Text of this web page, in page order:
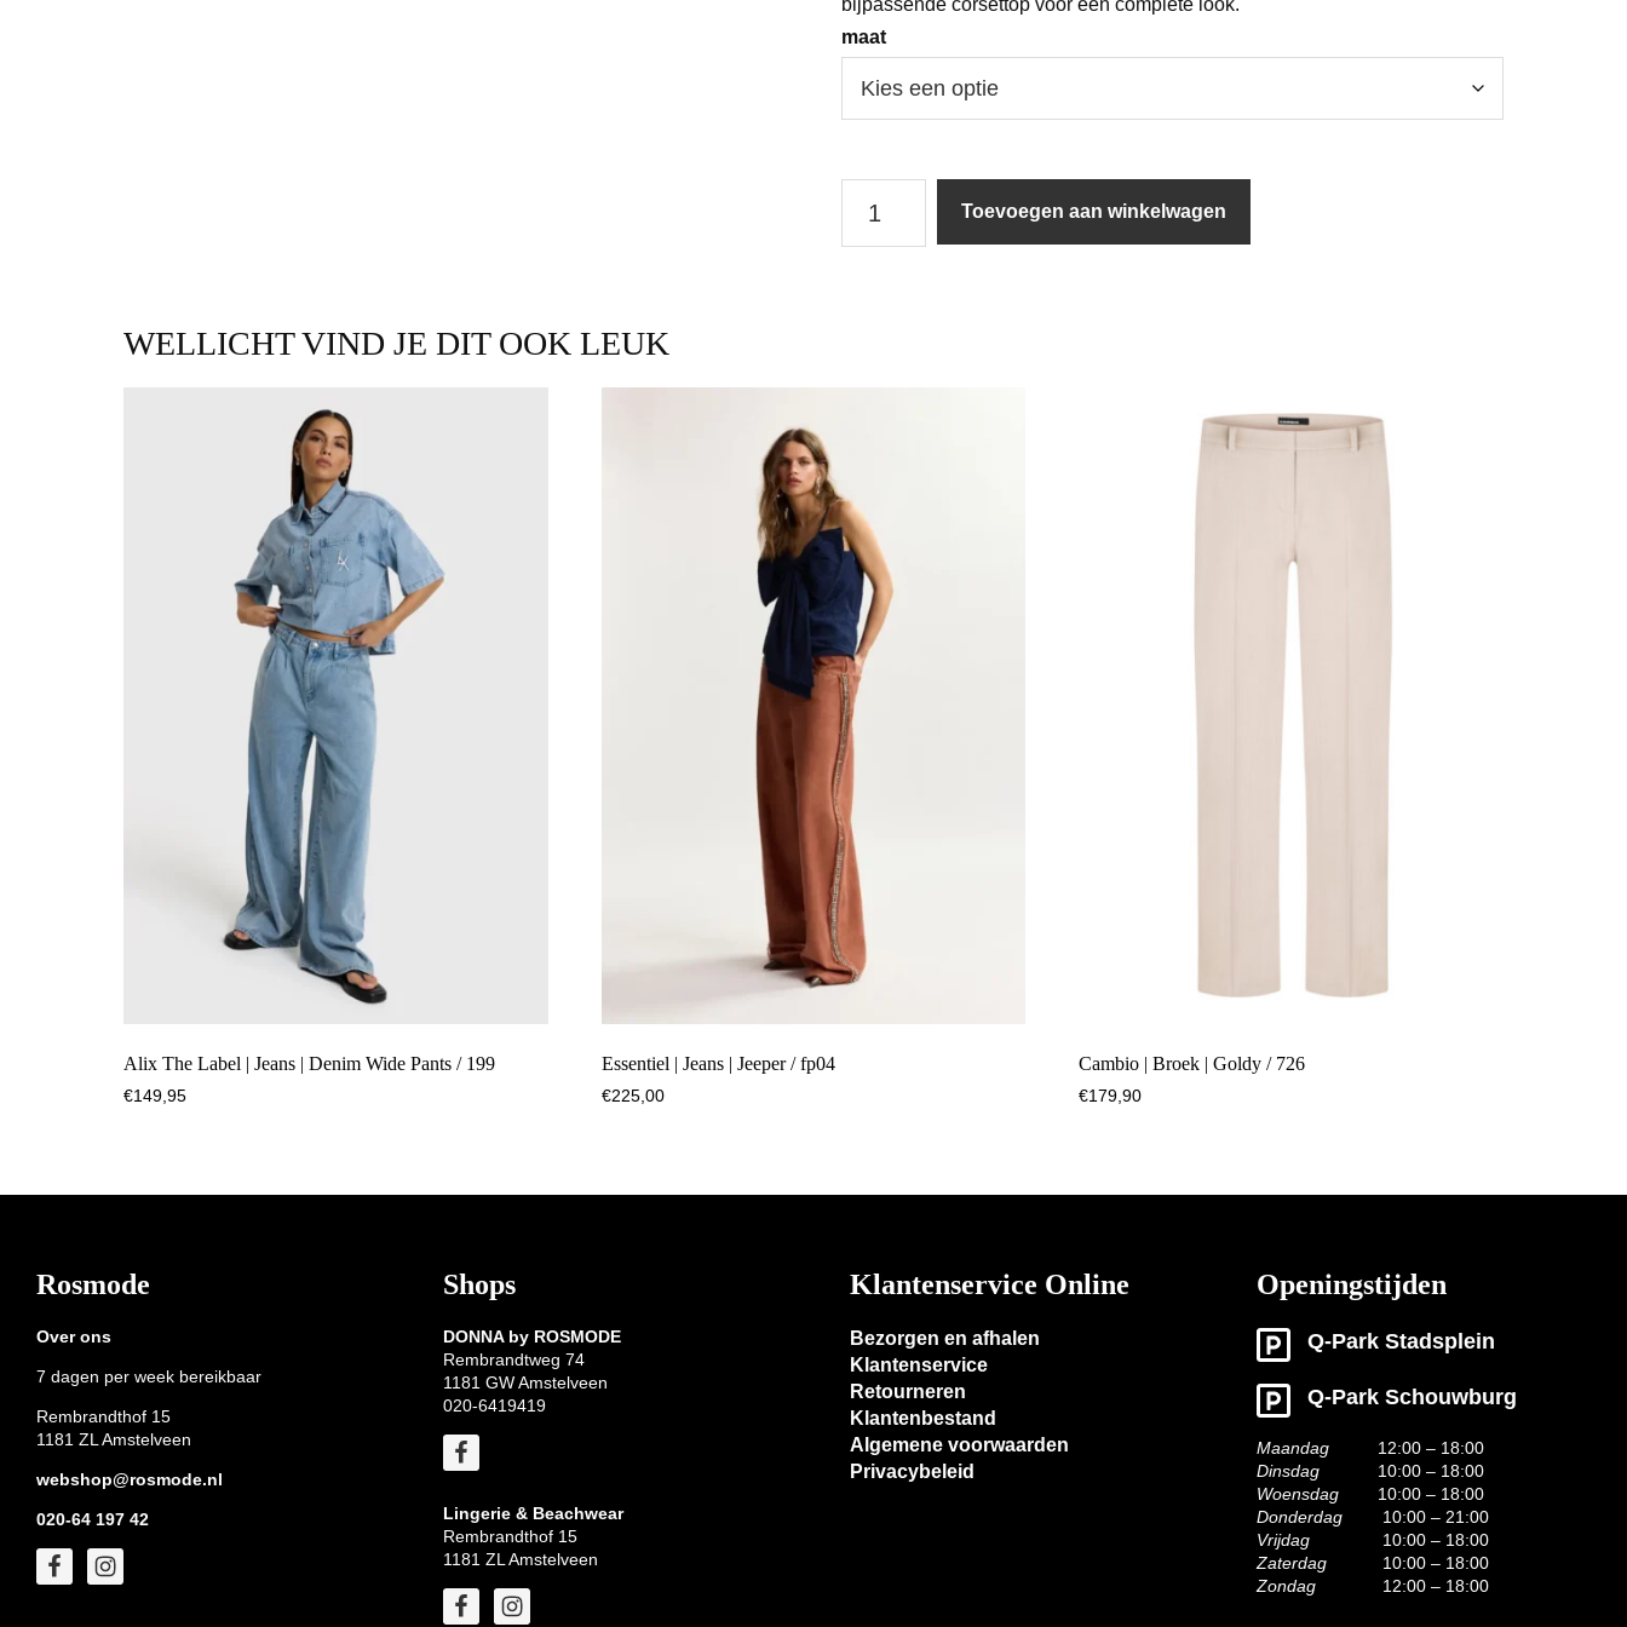
maat
The
Label
Toevoegen aan winkelwagen
WELLICHT VIND JE DIT OOK LEUK
Alix The Label | Jeans | Denim Wide Pants / 199
€149,95
Essentiel | Jeans | Jeeper / fp04
€225,00
Cambio | Broek | Goldy / 726
€179,90
Footer
Rosmode
Over ons
7 dagen per week bereikbaar
Rembrandthof 15
1181 ZL Amstelveen
webshop@rosmode.nl
020-64 197 42
Shops
DONNA by ROSMODE
Rembrandtweg 74
1181 GW Amstelveen
020-6419419
Lingerie & Beachwear
Rembrandthof 15
1181 ZL Amstelveen
Klantenservice Online
Bezorgen en afhalen
Klantenservice
Retourneren
Klantenbestand
Algemene voorwaarden
Privacybeleid
Openingstijden
Q-Park Stadsplein
Q-Park Schouwburg
Maandag
12:00 – 18:00
Dinsdag
10:00 – 18:00
Woensdag
10:00 – 18:00
Donderdag
10:00 – 21:00
Vrijdag
10:00 – 18:00
Zaterdag
10:00 – 18:00
Zondag
12:00 – 18:00